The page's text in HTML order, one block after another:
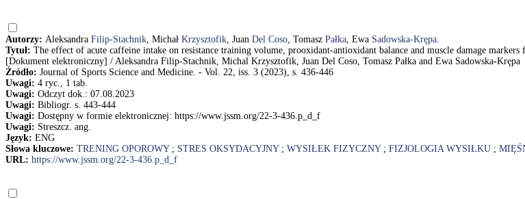
Autorzy: Aleksandra Filip-Stachnik, Michał Krzysztofik, Juan Del Coso, Tomasz Pałka, Ewa Sadowska-Krępa.
Tytuł: The effect of acute caffeine intake on resistance training volume, prooxidant-antioxidant balance and muscle damage
[Dokument elektroniczny] / Aleksandra Filip-Stachnik, Michal Krzysztofik, Juan Del Coso, Tomasz Pałka and Ewa Sadowska-Krępa
Źródło: Journal of Sports Science and Medicine. - Vol. 22, iss. 3 (2023), s. 436-446
Uwagi: 4 ryc., 1 tab.
Uwagi: Odczyt dok.: 07.08.2023
Uwagi: Bibliogr. s. 443-444
Uwagi: Dostępny w formie elektronicznej: https://www.jssm.org/22-3-436.p_d_f
Uwagi: Streszcz. ang.
Język: ENG
Słowa kluczowe: TRENING OPOROWY; STRES OKSYDACYJNY; WYSIŁEK FIZYCZNY; FIZJOLOGIA WYSIŁKU ;
URL: https://www.jssm.org/22-3-436.p_d_f